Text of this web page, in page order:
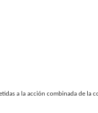
a la acción combinada de la